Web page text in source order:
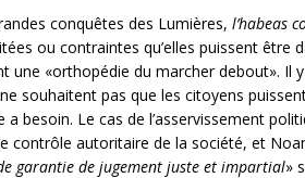
conquêtes des Lumières, l’habeas
ou contraintes qu’elles puissent
une «orthopédie du marcher debout».
souhaitent pas que les citoyens
besoin. Le cas de l’asservissement
contrôle autoritaire de la société, et
garantie de jugement juste et impartial»